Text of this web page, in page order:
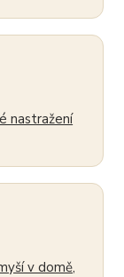
nastražení
v domě,